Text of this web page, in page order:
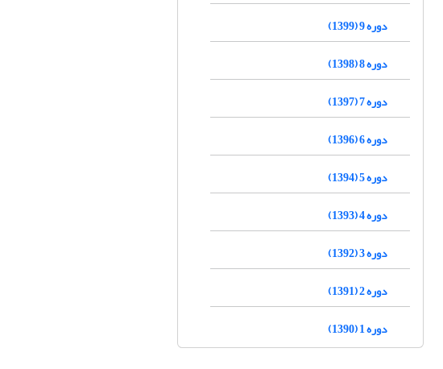
دوره 9 (1399)
دوره 8 (1398)
دوره 7 (1397)
دوره 6 (1396)
دوره 5 (1394)
دوره 4 (1393)
دوره 3 (1392)
دوره 2 (1391)
دوره 1 (1390)